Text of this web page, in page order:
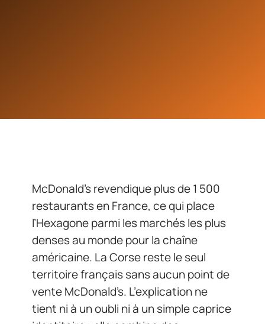
McDonald’s revendique plus de 1 500
restaurants en France, ce qui place
l’Hexagone parmi les marchés les plus
denses au monde pour la chaîne
américaine. La Corse reste le seul
territoire français sans aucun point de
vente McDonald’s. L’explication ne
tient ni à un oubli ni à un simple caprice